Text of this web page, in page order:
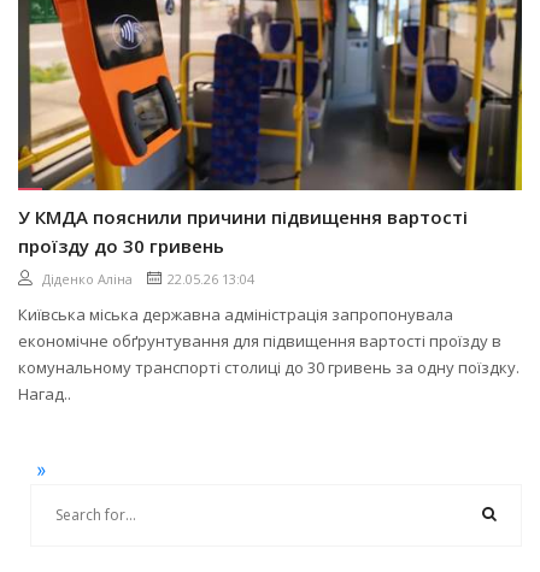
У КМДА пояснили причини підвищення вартості
проїзду до 30 гривень
Діденко Аліна 22.05.26 13:04
Київська міська державна адміністрація запропонувала
економічне обґрунтування для підвищення вартості проїзду в
комунальному транспорті столиці до 30 гривень за одну поїздку.
Нагад..
»